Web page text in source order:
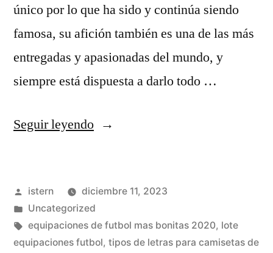
único por lo que ha sido y continúa siendo
famosa, su afición también es una de las más
entregadas y apasionadas del mundo, y
siempre está dispuesta a darlo todo …
Seguir leyendo«replicas
futbol»
Publicado
por
istern
diciembre 11, 2023
Publicado
en
Uncategorized
Etiquetas:
equipaciones de futbol mas bonitas 2020, lote
equipaciones futbol, tipos de letras para camisetas de